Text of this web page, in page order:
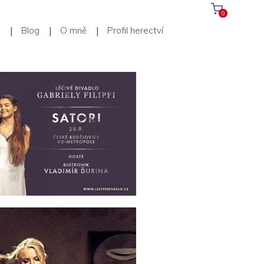
0
Blog O mně Profil herectví